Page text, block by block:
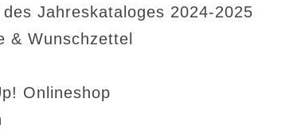
Jahreskataloges 2024-2025
& Wunschzettel
Onlineshop